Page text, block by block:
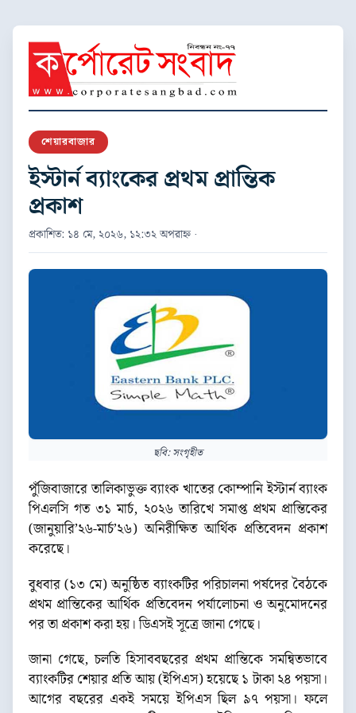
শেয়ারবাজার
ইস্টার্ন ব্যাংকের প্রথম প্রান্তিক
প্রকাশ
প্রকাশিত: ১৪ মে, ২০২৬, ১২:৩২ অপরাহ্ন ·
ছবি: সংগৃহীত
পুঁজিবাজারে তালিকাভুক্ত ব্যাংক খাতের কোম্পানি ইস্টার্ন ব্যাংক
পিএলসি গত ৩১ মার্চ, ২০২৬ তারিখে সমাপ্ত প্রথম প্রান্তিকের
(জানুয়ারি’২৬-মার্চ’২৬) অনিরীক্ষিত আর্থিক প্রতিবেদন প্রকাশ
করেছে।
বুধবার (১৩ মে) অনুষ্ঠিত ব্যাংকটির পরিচালনা পর্ষদের বৈঠকে
প্রথম প্রান্তিকের আর্থিক প্রতিবেদন পর্যালোচনা ও অনুমোদনের
পর তা প্রকাশ করা হয়। ডিএসই সূত্রে জানা গেছে।
জানা গেছে, চলতি হিসাববছরের প্রথম প্রান্তিকে সমন্বিতভাবে
ব্যাংকটির শেয়ার প্রতি আয় (ইপিএস) হয়েছে ১ টাকা ২৪ পয়সা।
আগের বছরের একই সময়ে ইপিএস ছিল ৯৭ পয়সা। ফলে